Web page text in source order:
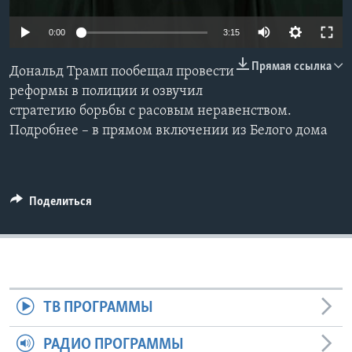
Learning English
СОЦИАЛЬНЫЕ СЕТИ
0:00 3:15
Прямая ссылка
Дональд Трамп пообещал провести
реформы в полиции и озвучил
стратегию борьбы с расовым неравенством.
Подробнее – в прямом включении из Белого дома
Поделиться
ТВ ПРОГРАММЫ
РАДИО ПРОГРАММЫ